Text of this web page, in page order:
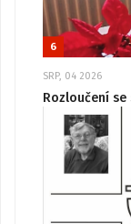
6
SRP, 04 2026
Rozloučení